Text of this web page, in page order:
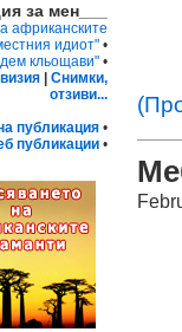
за мен___
африканските
идиот" •
кльощави" •
Снимки,
отзиви...
публикация •
публикации •